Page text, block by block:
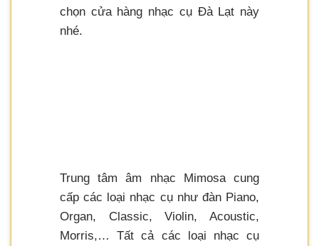
chọn cửa hàng nhạc cụ Đà Lạt này
nhé.
Trung tâm âm nhạc Mimosa cung
cấp các loại nhạc cụ như đàn Piano,
Organ, Classic, Violin, Acoustic,
Morris,… Tất cả các loại nhạc cụ